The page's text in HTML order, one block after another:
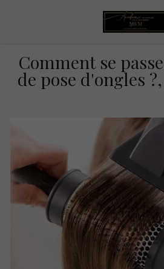
Comment se
de pose d'ongles